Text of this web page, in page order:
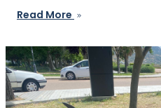
Read More